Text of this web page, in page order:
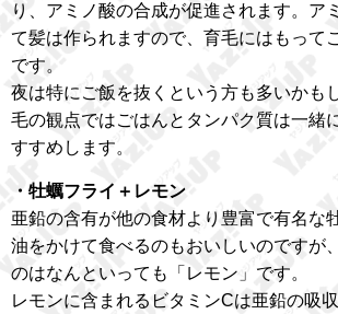
り、アミノ酸の合成が促進されます。ア
て髪は作られますので、育毛にはもって
です。
夜は特にご飯を抜くという方も多いかも
毛の観点ではごはんとタンパク質は一緒
すすめします。
・牡蠣フライ＋レモン
亜鉛の含有が他の食材より豊富で有名な
油をかけて食べるのもおいしいのですが
のはなんといっても「レモン」です。
レモンに含まれるビタミンCは亜鉛の吸